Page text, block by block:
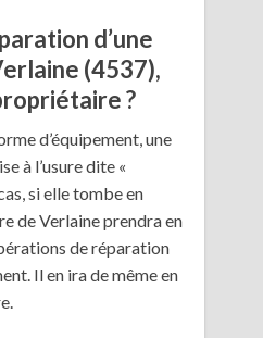
d’une
(4537),
?
d’équipement, une
à l’usure dite «
si elle tombe en
de Verlaine prendra en
de réparation
Il en ira de même en